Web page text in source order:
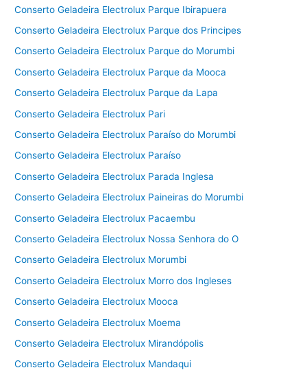
Conserto Geladeira Electrolux Parque Ibirapuera
Conserto Geladeira Electrolux Parque dos Principes
Conserto Geladeira Electrolux Parque do Morumbi
Conserto Geladeira Electrolux Parque da Mooca
Conserto Geladeira Electrolux Parque da Lapa
Conserto Geladeira Electrolux Pari
Conserto Geladeira Electrolux Paraíso do Morumbi
Conserto Geladeira Electrolux Paraíso
Conserto Geladeira Electrolux Parada Inglesa
Conserto Geladeira Electrolux Paineiras do Morumbi
Conserto Geladeira Electrolux Pacaembu
Conserto Geladeira Electrolux Nossa Senhora do O
Conserto Geladeira Electrolux Morumbi
Conserto Geladeira Electrolux Morro dos Ingleses
Conserto Geladeira Electrolux Mooca
Conserto Geladeira Electrolux Moema
Conserto Geladeira Electrolux Mirandópolis
Conserto Geladeira Electrolux Mandaqui